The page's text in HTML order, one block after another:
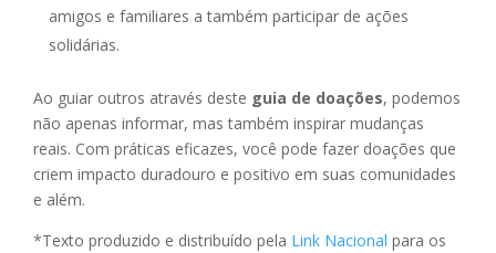
amigos e familiares a também participar de ações
solidárias.
Ao guiar outros através deste guia de doações, podemos
não apenas informar, mas também inspirar mudanças
reais. Com práticas eficazes, você pode fazer doações que
criem impacto duradouro e positivo em suas comunidades
e além.
*Texto produzido e distribuído pela Link Nacional para os